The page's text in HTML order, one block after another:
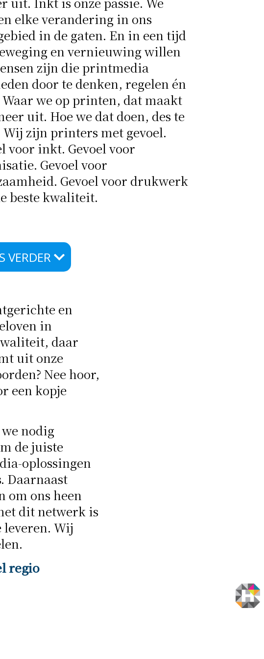
elke verandering in ons
in de gaten. En in een tijd
en vernieuwing willen
zijn die printmedia
door te denken, regelen én
Waar we op printen, dat maakt
uit. Hoe we dat doen, des te
Wij zijn printers met gevoel.
voor inkt. Gevoel voor
Gevoel voor
Gevoel voor drukwerk
beste kwaliteit.
VERDER
en
in
daar
uit onze
Nee hoor,
een kopje
nodig
de juiste
oplossingen
Daarnaast
om ons heen
dit netwerk is
Wij
regio